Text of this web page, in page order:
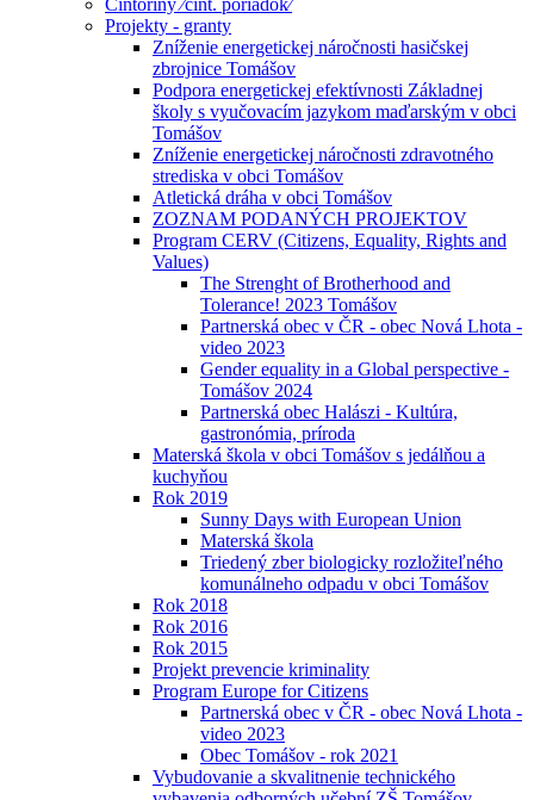
Cintoríny ⁄cint. poriadok⁄
Projekty - granty
Zníženie energetickej náročnosti hasičskej
zbrojnice Tomášov
Podpora energetickej efektívnosti Základnej
školy s vyučovacím jazykom maďarským v obci
Tomášov
Zníženie energetickej náročnosti zdravotného
strediska v obci Tomášov
Atletická dráha v obci Tomášov
ZOZNAM PODANÝCH PROJEKTOV
Program CERV (Citizens, Equality, Rights and
Values)
The Strenght of Brotherhood and
Tolerance! 2023 Tomášov
Partnerská obec v ČR - obec Nová Lhota -
video 2023
Gender equality in a Global perspective -
Tomášov 2024
Partnerská obec Halászi - Kultúra,
gastronómia, príroda
Materská škola v obci Tomášov s jedálňou a
kuchyňou
Rok 2019
Sunny Days with European Union
Materská škola
Triedený zber biologicky rozložiteľného
komunálneho odpadu v obci Tomášov
Rok 2018
Rok 2016
Rok 2015
Projekt prevencie kriminality
Program Europe for Citizens
Partnerská obec v ČR - obec Nová Lhota -
video 2023
Obec Tomášov - rok 2021
Vybudovanie a skvalitnenie technického